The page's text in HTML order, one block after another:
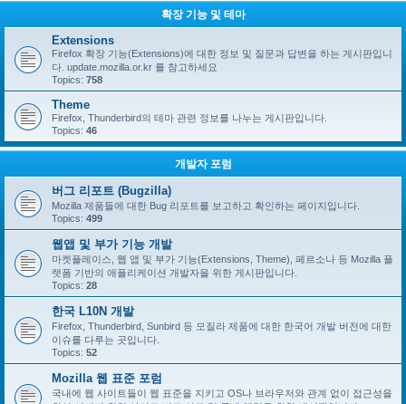
확장 기능 및 테마
Extensions
Firefox 확장 기능(Extensions)에 대한 정보 및 질문과 답변을 하는 게시판입니
다. update.mozilla.or.kr 를 참고하세요
Topics: 758
Theme
Firefox, Thunderbird의 테마 관련 정보를 나누는 게시판입니다.
Topics: 46
개발자 포럼
버그 리포트 (Bugzilla)
Mozilla 제품들에 대한 Bug 리포트를 보고하고 확인하는 페이지입니다.
Topics: 499
웹앱 및 부가 기능 개발
마켓플레이스, 웹 앱 및 부가 기능(Extensions, Theme), 페르소나 등 Mozilla 플
랫폼 기반의 애플리케이션 개발자을 위한 게시판입니다.
Topics: 28
한국 L10N 개발
Firefox, Thunderbird, Sunbird 등 모질라 제품에 대한 한국어 개발 버전에 대한
이슈를 다루는 곳입니다.
Topics: 52
Mozilla 웹 표준 포럼
국내에 웹 사이트들이 웹 표준을 지키고 OS나 브라우저와 관계 없이 접근성을